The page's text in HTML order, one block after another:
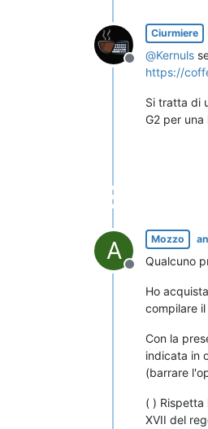
Non in linea
Ciurmiere
@Kernuls
https://
Si tratta di
G2 per
A
Non in linea
Mozzo
Qualcuno
Ho
compilare
Con la
indicata in
(barrare
( ) Rispetta
XVII del